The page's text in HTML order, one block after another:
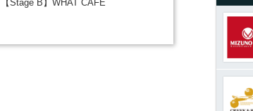
【Stage B】WHAT CAFE